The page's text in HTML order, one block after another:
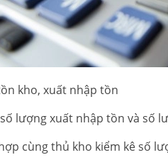
kho, xuất nhập tồn
lượng xuất nhập tồn và số
cùng thủ kho kiểm kê số